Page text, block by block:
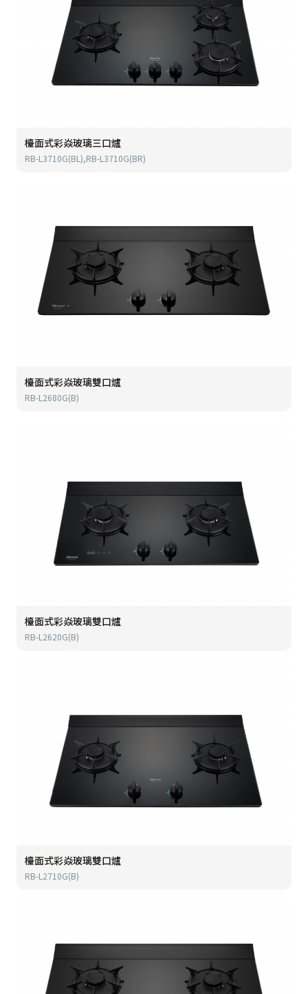
檯面式彩焱玻璃三口爐
RB-L3710G(BL),RB-L3710G(BR)
檯面式彩焱玻璃雙口爐
RB-L2680G(B)
檯面式彩焱玻璃雙口爐
RB-L2620G(B)
檯面式彩焱玻璃雙口爐
RB-L2710G(B)